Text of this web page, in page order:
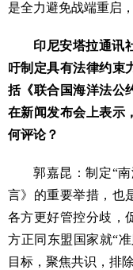
是全力避免战端重启
印尼安塔拉通讯
吁制定具有法律约束
括《联合国海洋法公
在新闻发布会上表示
何评论？
郭嘉昆：制定“
言》的重要举措，也
各方更好管控分歧，
方正同东盟国家就“
目标，聚焦共识，排